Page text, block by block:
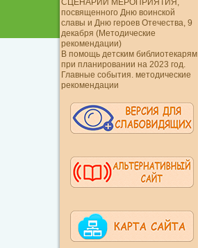
СЦЕНАРИЙ МЕРОПРИЯТИЯ,
посвященного Дню воинской
славы и Дню героев Отечества, 9
декабря (Методические
рекомендации)
В помощь детским библиотекарям
при планировании на 2023 год.
Главные события. методические
рекомендации